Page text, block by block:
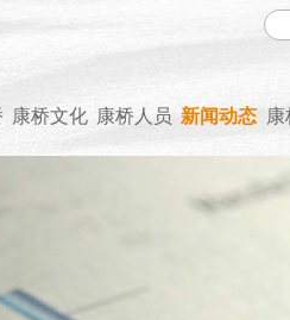
康桥文化 康桥人员 新闻动态